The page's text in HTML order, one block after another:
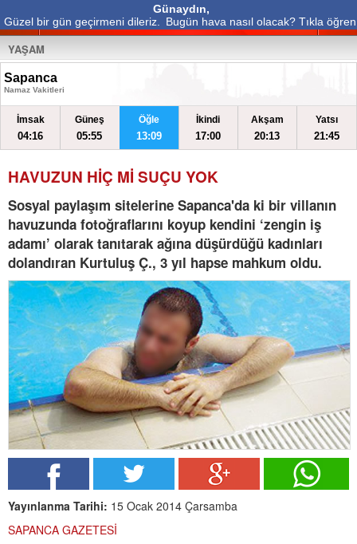
Günaydın,
Güzel bir gün geçirmeni dileriz.
Bugün hava nasıl olacak? Tıkla öğren
YAŞAM
Sapanca
Namaz Vakitleri
İmsak
04:16
Güneş
05:55
Öğle
13:09
İkindi
17:00
Akşam
20:13
Yatsı
21:45
HAVUZUN HİÇ Mİ SUÇU YOK
Sosyal paylaşım sitelerine Sapanca'da ki bir villanın
havuzunda fotoğraflarını koyup kendini ‘zengin iş
adamı’ olarak tanıtarak ağına düşürdüğü kadınları
dolandıran Kurtuluş Ç., 3 yıl hapse mahkum oldu.
Yayınlanma Tarihi: 15 Ocak 2014 Çarsamba
SAPANCA GAZETESİ